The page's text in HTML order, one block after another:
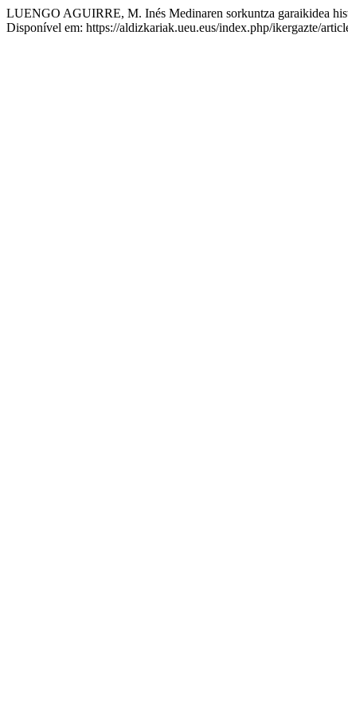
LUENGO AGUIRRE, M. Inés Medinaren sorkuntza garaikidea
Disponível em: https://aldizkariak.ueu.eus/index.php/ikergazte/